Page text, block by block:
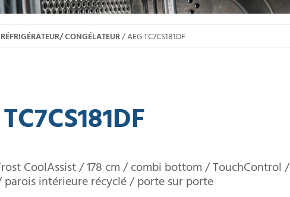
CONGÉLATEUR/ AEG TC7CS181DF
CoolAssist / 178 cm / combi bottom / TouchControl /
intérieure récyclé / porte sur porte